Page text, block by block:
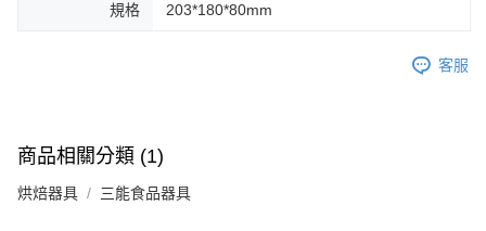
規格 203*180*80mm
客服
商品相關分類 (1)
烘焙器具 三能食品器具